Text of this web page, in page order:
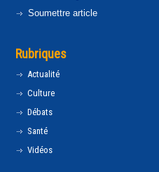
Soumettre article
Rubriques
Actualité
Culture
Débats
Santé
Vidéos